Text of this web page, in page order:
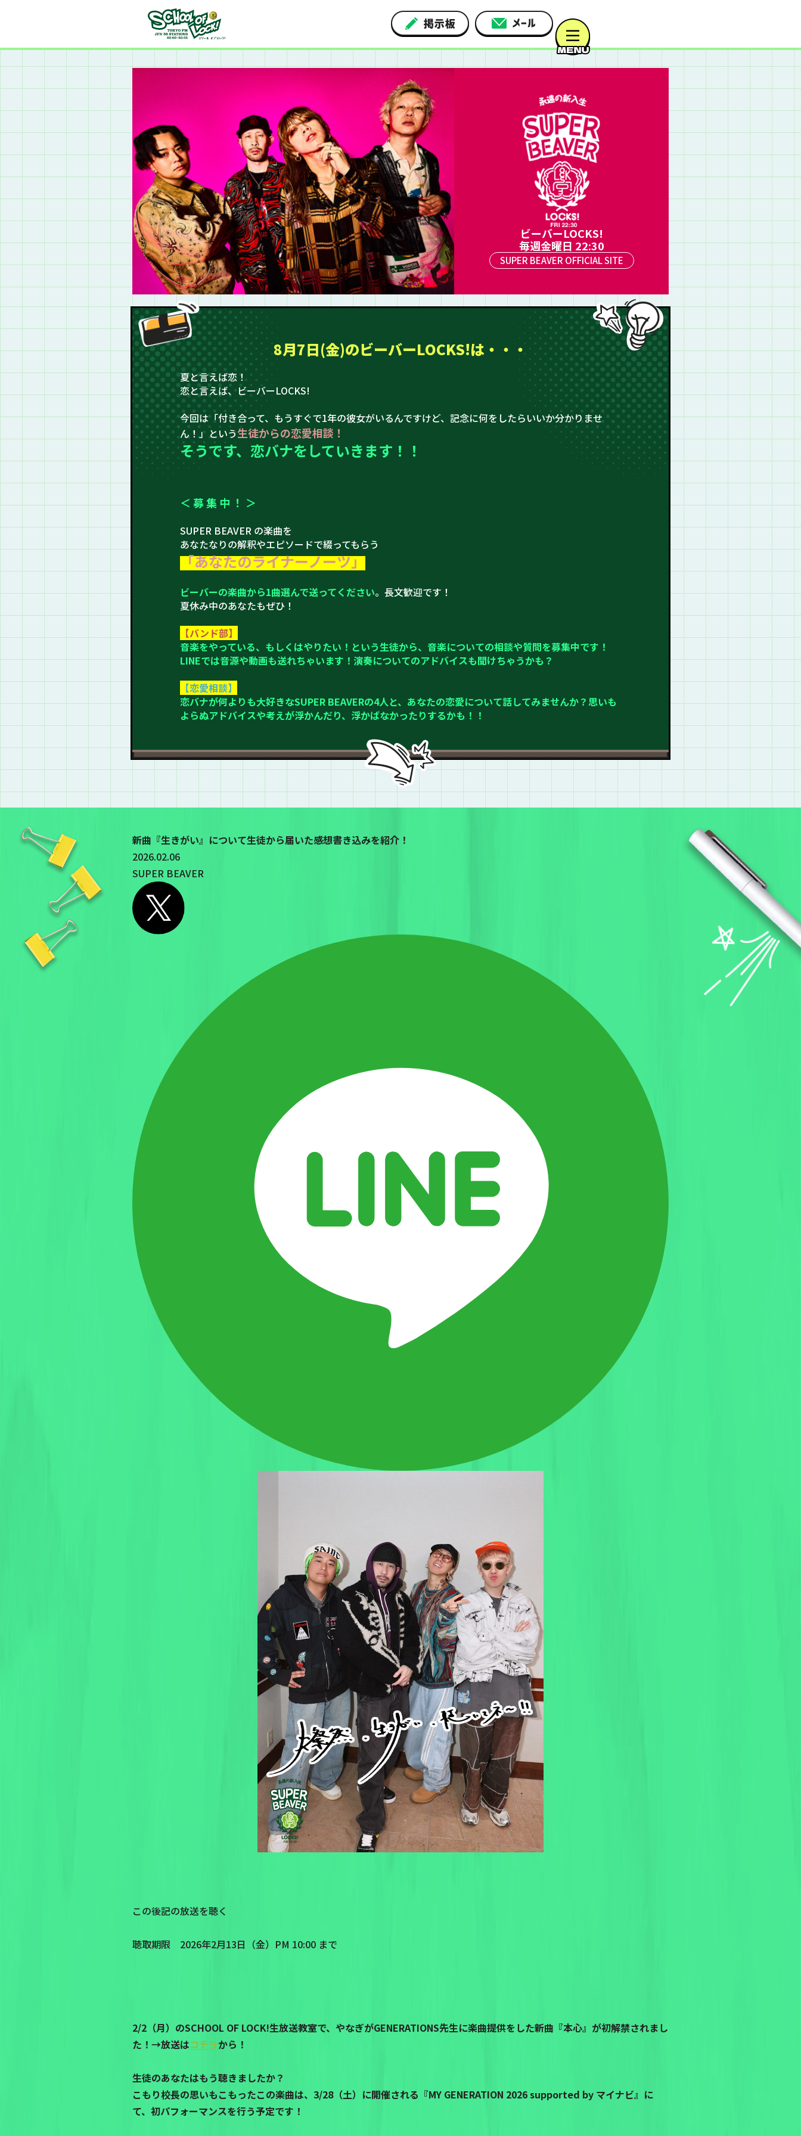
ビーバーLOCKS!
毎週金曜日 22:30
SUPER BEAVER OFFICIAL SITE
8月7日(金)のビーバーLOCKS!は・・・
夏と言えば恋！
恋と言えば、ビーバーLOCKS!
今回は「付き合って、もうすぐで1年の彼女がいるんですけど、記念に何をしたらいいか分かりませ
ん！」という生徒からの恋愛相談！
そうです、恋バナをしていきます！！
＜ 募 集 中 ！ ＞
SUPER BEAVER の楽曲を
あなたなりの解釈やエピソードで綴ってもらう
「あなたのライナーノーツ」
ビーバーの楽曲から1曲選んで送ってください。長文歓迎です！
夏休み中のあなたもぜひ！
【バンド部】
音楽をやっている、もしくはやりたい！という生徒から、音楽についての相談や質問を募集中です！
LINEでは音源や動画も送れちゃいます！演奏についてのアドバイスも聞けちゃうかも？
【恋愛相談】
恋バナが何よりも大好きなSUPER BEAVERの4人と、あなたの恋愛について話してみませんか？思いも
よらぬアドバイスや考えが浮かんだり、浮かばなかったりするかも！！
新曲『生きがい』について生徒から届いた感想書き込みを紹介！
2026.02.06
SUPER BEAVER
この後記の放送を聴く
聴取期限 2026年2月13日（金）PM 10:00 まで
2/2（月）のSCHOOL OF LOCK!生放送教室で、やなぎがGENERATIONS先生に楽曲提供をした新曲『本心』が初解禁されまし
た！→放送はコチラから！
生徒のあなたはもう聴きましたか？
こもり校長の思いもこもったこの楽曲は、3/28（土）に開催される『MY GENERATION 2026 supported by マイナビ』に
て、初パフォーマンスを行う予定です！